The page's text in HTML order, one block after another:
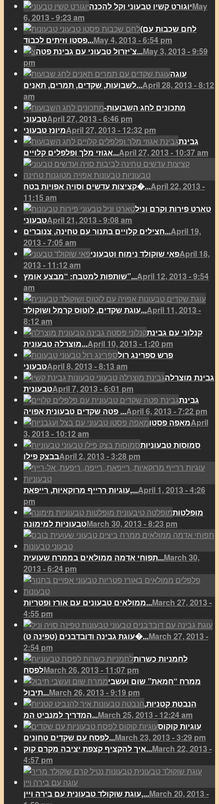
יוגורט קשיו טבעוני וקל להכנהMay
6, 2013 - 9:23 am
(לחם שכבות עם
פסטו וזיתים לכבוד...May 4, 2013 - 6:54 pm
צ’יזרול טבעוני עם גבינת פטה...May 3, 2013 - 9:59
pm
עוגה
לשבועות, שקדים, תמרים, תאנים...April 28, 2013 - 8:12
am
מתכונים לחג השבועות-
טבעוניApril 27, 2013 - 6:46 pm
מיונז טבעוניApril 27, 2013 - 12:32 pm
גבינת
אגוזי מלך ופלפלים קלויים...April 27, 2013 - 10:37 am
קציצות עדשים וסויה אפויות בטח�...April 22, 2013 -
11:15 am
טארט פירות וקרם וניל
טבעוניApril 21, 2013 - 9:08 am
חצילים קלויים בתנור עם טחינה, צנוברים...April 19,
2013 - 7:05 am
פאי שוקולד נימוח וטבעוניApril 18,
2013 - 11:12 am
שותפות למטבח: “מבצע אומץ”...April 12, 2013 - 9:54
am
עוגת שקדים, לוטוס קרמל ושוקולד...April 11, 2013 -
8:12 am
קנלוני עם גבינת
מוצרלה טבעונית...April 10, 2013 - 1:20 pm
פרש ספרינג רול
טבעוניApril 8, 2013 - 8:13 am
גבינת מוצרלה
טבעוניתApril 7, 2013 - 6:01 pm
גבינת
פטה שקדים טבעונית אפויה ...April 6, 2013 - 7:22 pm
מאפה פסטוApril
3, 2013 - 10:12 am
סמוסות טבעוניות
בבצק פילוApril 2, 2013 - 3:28 pm
עוגיות ררייף מרוקאיות, רייפאת,...April 1, 2013 - 4:26
pm
מופלטות
טבעוניות למימונהMarch 30, 2013 - 8:23 pm
תפוחי אדמה ממולאים בממרח שעועית...March 30,
2013 - 6:24 pm
ממולאים טבעונים עם אורז ופטריות...March 27, 2013 -
4:55 pm
(עוגת גבינה ודובדבנים (טפינה ט�...March 27, 2013 -
2:54 pm
לחמניות כשרות
לפסחMarch 26, 2013 - 11:07 pm
ממרח “חמאת” שום ועשבי
תיבול...March 26, 2013 - 9:19 pm
הנבטת קטניות,
המדריך למנביט המ...March 25, 2013 - 12:24 am
עוגיות קוקוס
לפסח עם שקדים טחונים...March 23, 2013 - 3:29 pm
איך להקציף קצפת יציבה מקרם קוק...March 22, 2013 -
4:57 pm
עוגת שוקולד טבעונית עם בירה ויין,...March 20, 2013 -